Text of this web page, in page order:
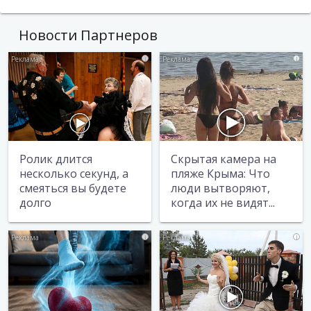
которые могут привести к нарушению
действующего законодательства.
Вы можете сообщить новости:
Позвонив по 76-79-79
Написав на news@vse42.ru
Написав нам
ВКонтакте
Новости Партнеров
i
Ролик длится
несколько секунд, а
смеяться вы будете
долго
i
Скрытая камера на
пляже Крыма: Что
люди вытворяют,
когда их не видят...
i i